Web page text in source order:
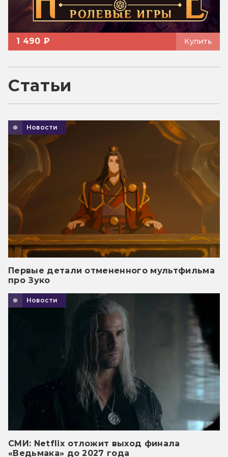
1 490 ₽ Купить
Статьи
Новости
Первые детали отмененного мультфильма
про Зуко
Новости
СМИ: Netflix отложит выход финала
«Ведьмака» до 2027 года